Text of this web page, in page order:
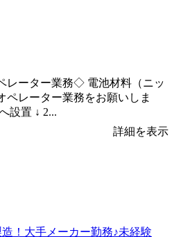
レーター業務◇ 電池材料（ニッ
ペレーター業務をお願いしま
設置 ↓ 2...
詳細を表示